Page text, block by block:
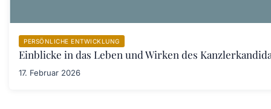
PERSÖNLICHE ENTWICKLUNG
Einblicke in das Leben und Wirken des
17. Februar 2026